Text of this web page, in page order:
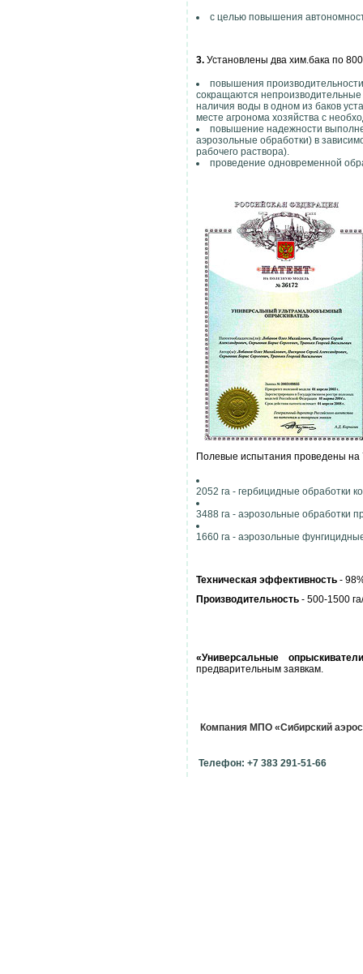
с целью повышения
3. Установлены два хим.бака по
повышения производительности
сокращаются
наличия воды в одном из баков
месте агронома хозяйства с
повышение надежности
аэрозольные обработки) в
рабочего раствора).
проведение одновременной
Полевые испытания проведены на
2052 га - гербицидные обработки
3488 га - аэрозольные обработки
1660 га - аэрозольные
Техническая эффективность -
Производительность - 500-1500
«Универсальные
предварительным заявкам.
Компания МПО «Сибирский
Телефон: +7 383 291-51-66